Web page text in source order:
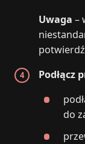
Uwaga –
Podłącz
do